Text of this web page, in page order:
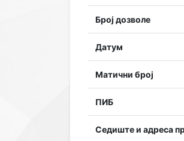
Број дозволе
Датум
Матични број
ПИБ
Седиште и адреса